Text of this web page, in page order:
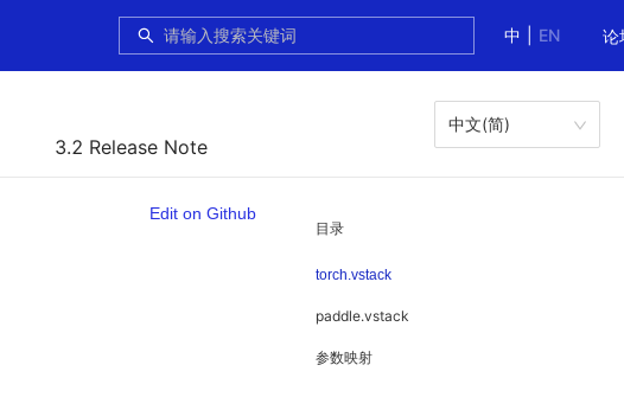
中
EN 论
3.2 Release Note
中文(简)
目录
torch.vstack
paddle.vstack
参数映射
Edit on Github